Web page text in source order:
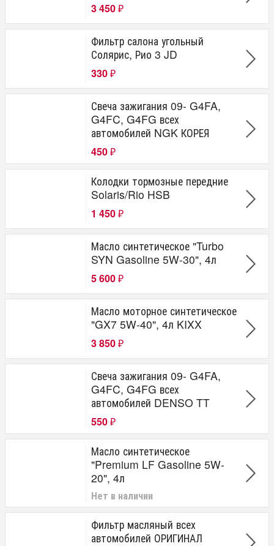
3 450 ₽
Фильтр салона угольный
Солярис, Рио 3 JD
330 ₽
Свеча зажигания 09- G4FA,
G4FC, G4FG всех
автомобилей NGK КОРЕЯ
450 ₽
Колодки тормозные передние
Solaris/Rio HSB
1 450 ₽
Масло синтетическое "Turbo
SYN Gasoline 5W-30", 4л
5 600 ₽
Масло моторное синтетическое
"GX7 5W-40", 4л KIXX
3 850 ₽
Свеча зажигания 09- G4FA,
G4FC, G4FG всех
автомобилей DENSO TT
550 ₽
Масло синтетическое
"Premium LF Gasoline 5W-
20", 4л
Нет в наличии
Фильтр масляный всех
автомобилей ОРИГИНАЛ